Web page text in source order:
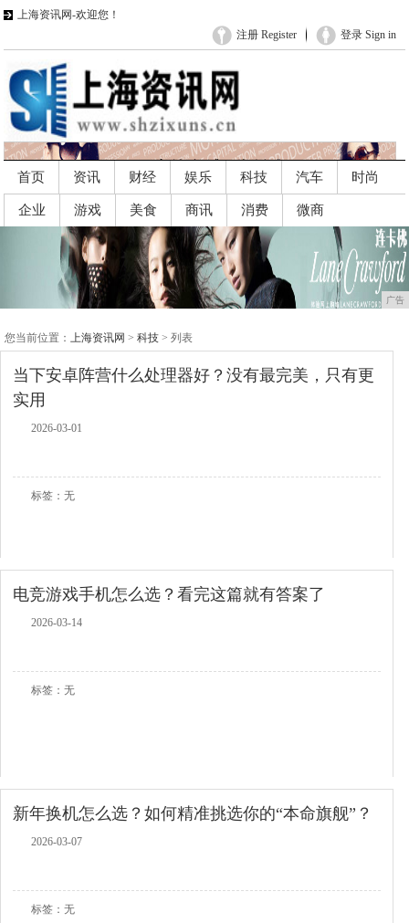
上海资讯网-欢迎您！
登录 Sign in
注册 Register
首页 资讯 财经 娱乐 科技 汽车 时尚
企业 游戏 美食 商讯 消费 微商
广告
您当前位置： 上海资讯网 > 科技 > 列表
当下安卓阵营什么处理器好？没有最完美，只有更
实用
2026-03-01
标签：无
电竞游戏手机怎么选？看完这篇就有答案了
2026-03-14
标签：无
新年换机怎么选？如何精准挑选你的“本命旗舰”？
2026-03-07
标签：无